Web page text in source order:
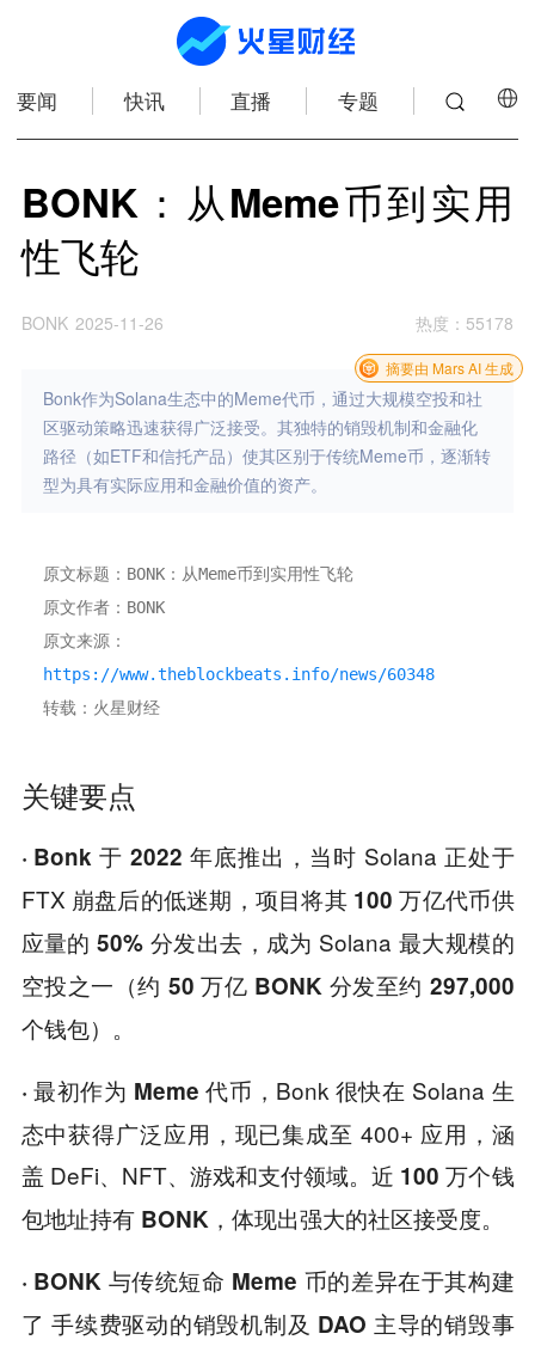
要闻 快讯 直播 专题
BONK：从Meme币到实用
性飞轮
BONK 2025-11-26 热度 ： 55178
Bonk作为Solana生态中的Meme代币，通过大规模空投和社
区驱动策略迅速获得广泛接受。其独特的销毁机制和金融化
路径（如ETF和信托产品）使其区别于传统Meme币，逐渐转
型为具有实际应用和金融价值的资产。
摘要由 Mars AI 生成
原文标题：BONK：从Meme币到实用性飞轮
原文作者：BONK
原文来源：
https://www.theblockbeats.info/news/60348
转载：火星财经
关键要点
· Bonk 于 2022 年底推出， 当时 Solana 正处于
FTX 崩盘后的低迷期，项目将其 100 万亿代币供
应量的 50% 分发出去 ，成为 Solana 最大规模的
空投之一（约 50 万亿 BONK 分发至约 297,000
个钱包）。
· 最初作为 Meme 代币， Bonk 很快在 Solana 生
态中获得广泛应用，现已集成至 400+ 应用，涵
盖 DeFi、NFT、游戏和支付领域。近 100 万个钱
包地址持有 BONK， 体现出强大的社区接受度。
· BONK 与传统短命 Meme 币的差异在于其构建
了 手续费驱动的销毁机制及 DAO 主导的销毁事